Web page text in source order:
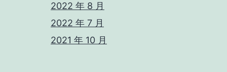
2022 年 8 月
2022 年 7 月
2021 年 10 月